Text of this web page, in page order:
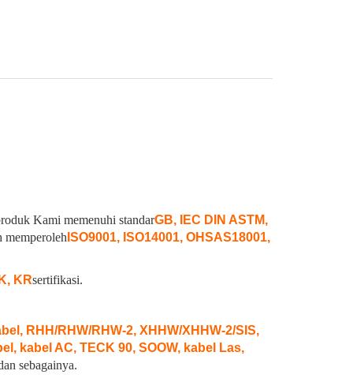
Kami memenuhi standarGB, IEC DIN ASTM,
memperoleh ISO9001, ISO14001, OHSAS18001,
KRsertifikasi.
RHH/RHW/RHW-2, XHHW/XHHW-2/SIS,
kabel AC, TECK 90, SOOW, kabel Las,
sebagainya.